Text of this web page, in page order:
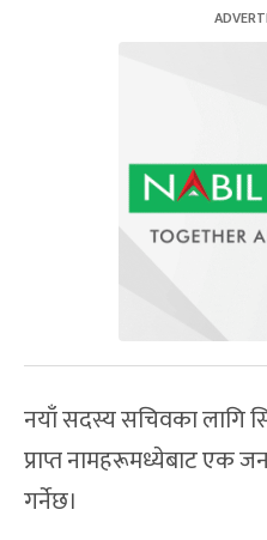
नयाँ सदस्य सचिवका लागि
प्राप्त नामहरूमध्येबाट एक
गर्नेछ।